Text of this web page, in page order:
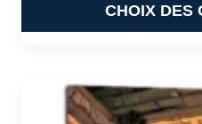
CHOIX DES